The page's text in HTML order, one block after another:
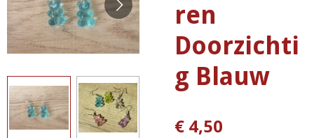
ren
Doorzichti
g Blauw
€ 4,50